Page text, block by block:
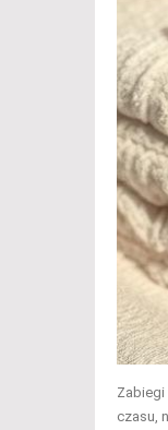
Zabiegi
czasu,